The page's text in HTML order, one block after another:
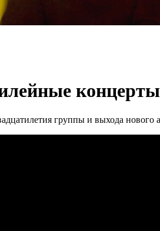
концерты
группы и выхода